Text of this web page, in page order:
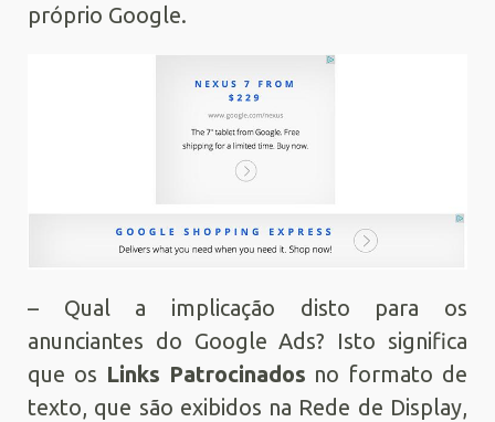
próprio Google.
– Qual a implicação disto para os
anunciantes do Google Ads? Isto significa
que os Links Patrocinados no formato de
texto, que são exibidos na Rede de Display,